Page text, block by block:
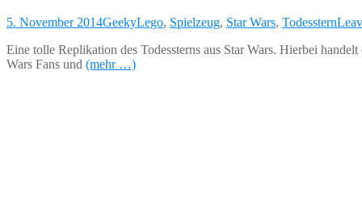
5. November 2014GeekyLego, Spielzeug, Star Wars, Todesstern
Eine tolle Replikation des Todessterns aus Star Wars. Hierbei
Wars Fans und (mehr …)